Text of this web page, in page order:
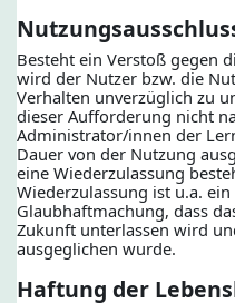
Besteht ein Verstoß gegen
wird der Nutzer bzw. die
Verhalten unverzüglich zu
dieser Aufforderung nicht
Administrator/innen der
Dauer von der Nutzung
eine Wiederzulassung
Wiederzulassung ist u.a.
Glaubhaftmachung, dass
Zukunft unterlassen wird
ausgeglichen wurde.
Haftung der